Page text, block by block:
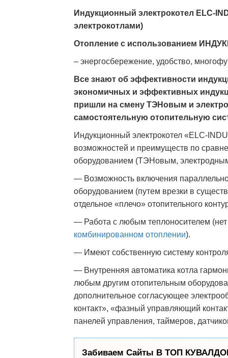
Индукционный электрокотел ELC-
электрокотлами)
Отопление с использованием
– энергосбережение, удобство,
Все знают об эффективности
экономичных и эффективных
пришли на смену ТЭНовым и
самостоятельную отопительную
Индукционный электрокотел «ELC-
возможностей и преимуществ по
оборудованием (ТЭНовым,
— Возможность включения
оборудованием (путем врезки в
отдельное «плечо» отопительного
— Работа с любым теплоносителем (нет
комбинированном отоплении).
— Имеют собственную систему
— Внутренняя автоматика котла
любым другим отопительным
дополнительное согласующее
контакт», «фазный управляющий
панелей управления, таймеров,
Забиваем Сайты В ТОП